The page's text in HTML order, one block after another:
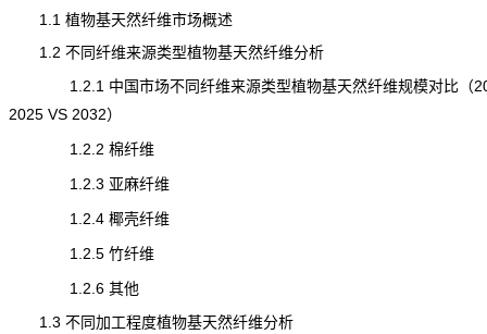
1.1 植物基天然纤维市场概述
1.2 不同纤维来源类型植物基天然纤维分析
1.2.1 中国市场不同纤维来源类型植物基天然纤维规模对比（
2025 VS 2032）
1.2.2 棉纤维
1.2.3 亚麻纤维
1.2.4 椰壳纤维
1.2.5 竹纤维
1.2.6 其他
1.3 不同加工程度植物基天然纤维分析